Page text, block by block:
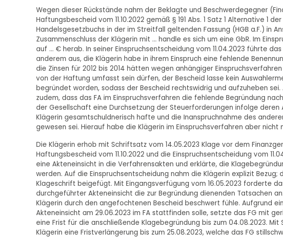
Wegen dieser Rückstände nahm der Beklagte und Beschwerdegegner
Haftungsbescheid vom 11.10.2022 gemäß § 191 Abs. 1 Satz 1 Alternative 1
Handelsgesetzbuchs in der im Streitfall geltenden Fassung (HGB a.F.) in
Zusammenschluss der Klägerin mit ... handle es sich um eine GbR. Im
auf ... € herab. In seiner Einspruchsentscheidung vom 11.04.2023 führte
anderem aus, die Klägerin habe in ihrem Einspruch eine fehlende
die Zinsen für 2012 bis 2014 hätten wegen anhängiger
von der Haftung umfasst sein dürfen, der Bescheid lasse kein
begründet worden, sodass der Bescheid rechtswidrig und aufzuheben
zudem, dass das FA im Einspruchsverfahren die fehlende Begründung
der Gesellschaft eine Durchsetzung der Steuerforderungen infolge deren
Klägerin gesamtschuldnerisch hafte und die Inanspruchnahme des
gewesen sei. Hierauf habe die Klägerin im Einspruchsverfahren aber nicht
Die Klägerin erhob mit Schriftsatz vom 14.05.2023 Klage vor dem
Haftungsbescheid vom 11.10.2022 und die Einspruchsentscheidung vom
eine Akteneinsicht in die Verfahrensakten und erklärte, die
werden. Auf die Einspruchsentscheidung nahm die Klägerin explizit
Klageschrift beigefügt. Mit Eingangsverfügung vom 16.05.2023 forderte
durchgeführter Akteneinsicht die zur Begründung dienenden Tatsachen
Klägerin durch den angefochtenen Bescheid beschwert fühle. Aufgrund
Akteneinsicht am 29.06.2023 im FA stattfinden solle, setzte das FG mit
eine Frist für die anschließende Klagebegründung bis zum 04.08.2023.
Klägerin eine Fristverlängerung bis zum 25.08.2023, welche das FG